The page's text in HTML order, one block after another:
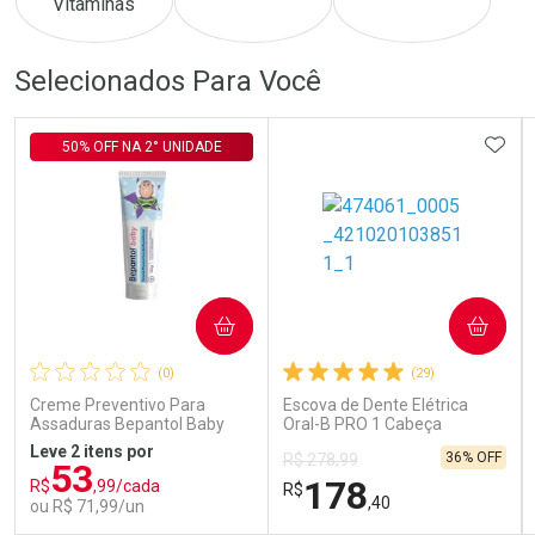
Comprar sem Desconto
Por R$ 879,00/cada
Por R$ 879,00/cada
Comprar sem Desconto
Por R$ 149,00/cada
Por R$ 149,00/cada
Selecionados Para Você
(0)
Creme Preventivo Para
Assaduras Bepantol Baby
Toy Story Personagens
Sortidos 120g
50% OFF NA 2° UNIDADE
Leve 2 itens por
R$53,99/cada
ou R$ 71,99/un
COMPRAR
(29)
Escova de Dente Elétrica
Oral-B PRO 1 Cabeça
Redonda Recarregável 1
Unidade
R$ 278,99
R$178,40
36% OFF
COMPRAR